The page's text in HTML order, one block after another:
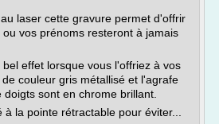
laser cette gravure permet d'offrir
vos prénoms resteront à jamais
effet lorsque vous l'offriez à vos
couleur gris métallisé et l'agrafe
sont en chrome brillant.
la pointe rétractable pour éviter...